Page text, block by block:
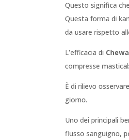
Questo significa
Questa forma di
da usare rispetto
L’efficacia di
compresse
È di rilievo
giorno.
Uno dei principali
flusso sanguigno,